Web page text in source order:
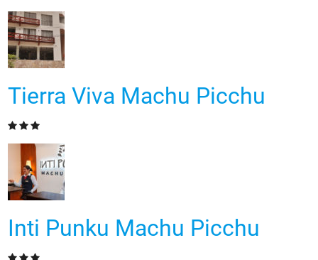
Tierra Viva Machu Picchu
Inti Punku Machu Picchu